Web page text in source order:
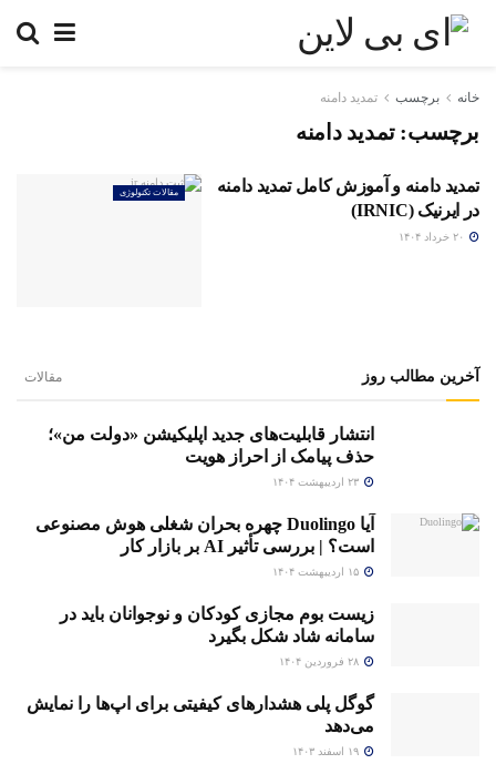
خانه برچسب تمدید دامنه
برچسب:تمدید دامنه
مقالات تکنولوژی
تمدید دامنه و آموزش کامل تمدید دامنه
در ایرنیک (IRNIC)
آخرین مطالب روز مقالات
انتشار قابلیت‌های جدید اپلیکیشن «دولت من»؛
حذف پیامک از احراز هویت
آیا Duolingo چهره بحران شغلی هوش مصنوعی
است؟ | بررسی تأثیر AI بر بازار کار
زیست بوم مجازی کودکان و نوجوانان باید در
سامانه شاد شکل بگیرد
گوگل پلی هشدارهای کیفیتی برای اپ‌ها را نمایش
می‌دهد